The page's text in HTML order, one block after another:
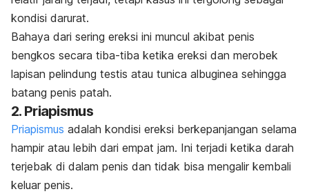
kondisi darurat.
Bahaya dari sering ereksi ini muncul akibat penis
bengkos secara tiba-tiba ketika ereksi dan merobek
lapisan pelindung testis atau tunica albuginea sehingga
batang penis patah.
2. Priapismus
Priapismus adalah kondisi ereksi berkepanjangan selama
hampir atau lebih dari empat jam. Ini terjadi ketika darah
terjebak di dalam penis dan tidak bisa mengalir kembali
keluar penis.